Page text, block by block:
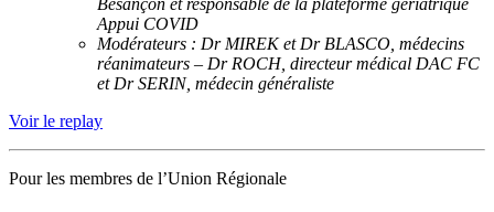
Appui COVID
Modérateurs : Dr MIREK et Dr BLASCO, médecins
réanimateurs – Dr ROCH, directeur médical DAC FC
et Dr SERIN, médecin généraliste
Voir le replay
Pour les membres de l’Union Régionale